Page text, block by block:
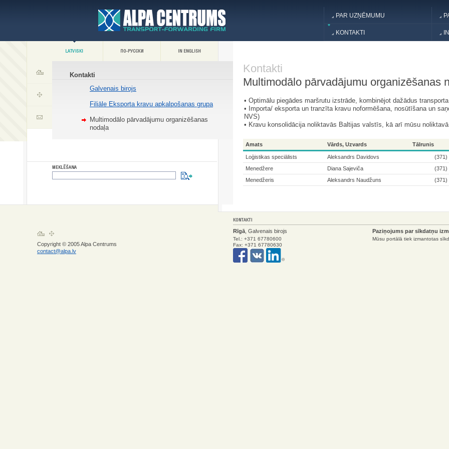
PAR UZŅĒMUMU
KONTAKTI
Kontakti
Galvenais birojs
Filiāle Eksporta kravu apkalpošanas grupa
Multimodālo pārvadājumu organizēšanas
nodaļa
Kontakti
Multimodālo pārvadājumu organizēšanas
• Optimālu piegādes maršrutu izstrāde, kombinējot dažādus
• Importa/ eksporta un tranzīta kravu noformēšana, nosūtīšana un
NVS)
• Kravu konsolidācija noliktavās Baltijas valstīs, kā arī mūsu
Amats Vārds, Uzvards Tālrunis
Loģistikas speciālists Aleksandrs Davidovs (371)
Menedžere
Diana Sajeviča (371)
Menedžeris
Aleksandrs Naudžuns (371)
Copyright © 2005 Alpa Centrums
contact@alpa.lv
Rīgā , Galvenais birojs
Tel.: +371 67780600
Fax: +371 67780630
Paziņojums par sīkdatņu
Mūsu portālā tiek izmantotas